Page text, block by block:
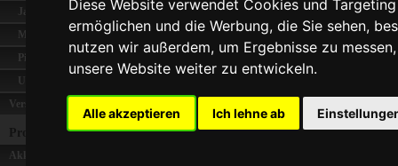
Diese Website verwendet Cookies und
ermöglichen und die Werbung, die Sie sehen,
nutzen wir außerdem, um Ergebnisse zu
unsere Website weiter zu entwickeln.
Alle akzeptieren Ich lehne ab
Jabubo
Metagenerator
Piwik
Uebungen-Online
Verschiedenes
Projekte
Akkuservice
angezeigte Webseite,
Unterstützt werde
eStat
Gallup
Google Analytics